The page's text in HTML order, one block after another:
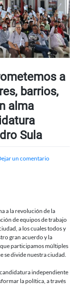
a
barrios,
alma
Sula
un comentarioen
organizar
todos
los
sectores,
barrios,
colonias
aldeas:
Darle
a la revolución de la
de equipos de trabajo
a los cuales todos y
gran acuerdo y la
participamos múltiples
se divide nuestra ciudad.
independiente
la política, a través